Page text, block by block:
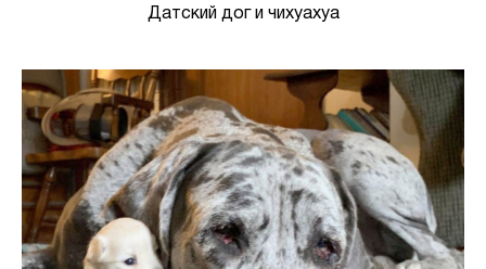
Датский дог и чихуахуа